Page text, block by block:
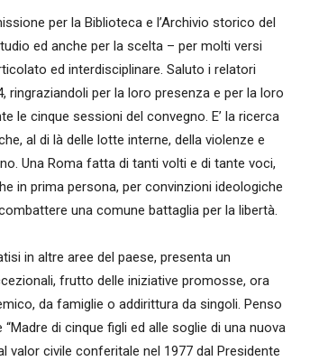
per la Biblioteca e l’Archivio storico del
ed anche per la scelta – per molti versi
ed interdisciplinare. Saluto i relatori
ringraziandoli per la loro presenza e per la loro
le cinque sessioni del convegno. E’ la ricerca
al di là delle lotte interne, della violenze e
Una Roma fatta di tanti volti e di tante voci,
in prima persona, per convinzioni ideologiche
una comune battaglia per la libertà.
in altre aree del paese, presenta un
frutto delle iniziative promosse, ora
da famiglie o addirittura da singoli. Penso
“Madre di cinque figli ed alle soglie di una nuova
valor civile conferitale nel 1977 dal Presidente